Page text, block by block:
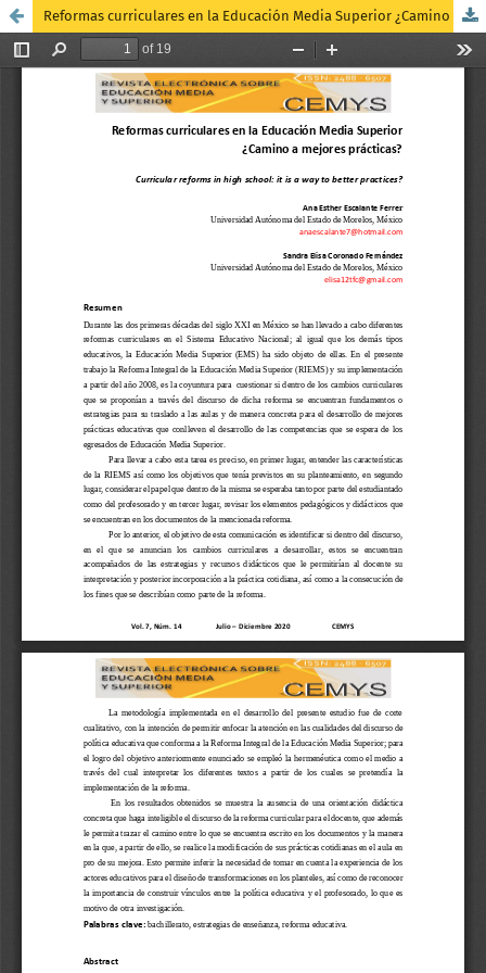
Reformas curriculares en la Educación Media Superior ¿Camino a mejores prácticas?